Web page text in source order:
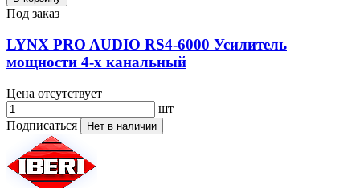
Под заказ
LYNX PRO AUDIO RS4-6000 Усилитель
мощности 4-х канальный
Цена отсутствует
шт
Подписаться
Нет в наличии